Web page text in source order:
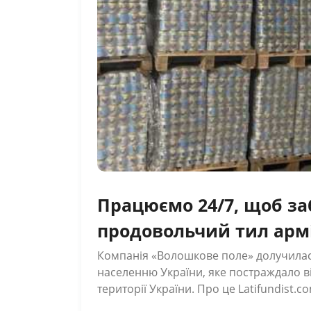
Працюємо 24/7, щоб
продовольчий тил
гендиректор компанії
поле
Компанія «Волошкове поле»
населенню України, яке постраждало
території України. Про це